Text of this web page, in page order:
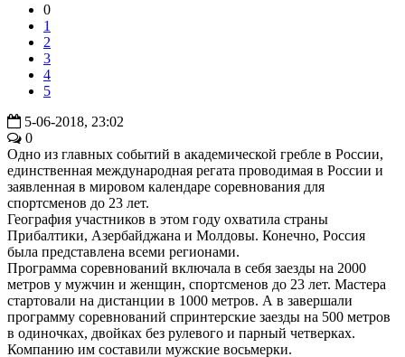
0
1
2
3
4
5
5-06-2018, 23:02
0
Одно из главных событий в академической гребле в России,
единственная международная регата проводимая в России и
заявленная в мировом календаре соревнования для
спортсменов до 23 лет.
География участников в этом году охватила страны
Прибалтики, Азербайджана и Молдовы. Конечно, Россия
была представлена всеми регионами.
Программа соревнований включала в себя заезды на 2000
метров у мужчин и женщин, спортсменов до 23 лет. Мастера
стартовали на дистанции в 1000 метров. А в завершали
программу соревнований спринтерские заезды на 500 метров
в одиночках, двойках без рулевого и парный четверках.
Компанию им составили мужские восьмерки.